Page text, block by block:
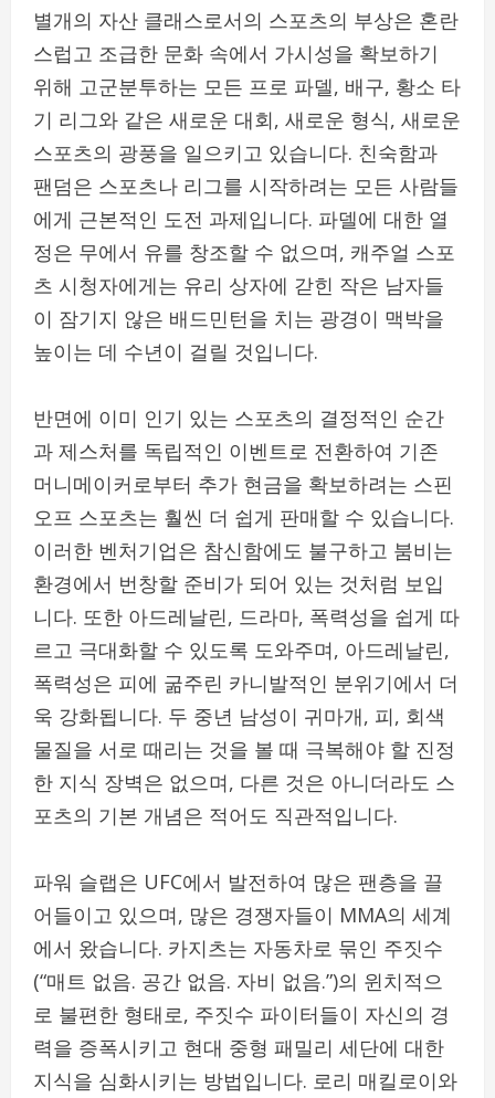
별개의 자산 클래스로서의 스포츠의 부상은 혼란
스럽고 조급한 문화 속에서 가시성을 확보하기
위해 고군분투하는 모든 프로 파델, 배구, 황소 타
기 리그와 같은 새로운 대회, 새로운 형식, 새로운
스포츠의 광풍을 일으키고 있습니다. 친숙함과
팬덤은 스포츠나 리그를 시작하려는 모든 사람들
에게 근본적인 도전 과제입니다. 파델에 대한 열
정은 무에서 유를 창조할 수 없으며, 캐주얼 스포
츠 시청자에게는 유리 상자에 갇힌 작은 남자들
이 잠기지 않은 배드민턴을 치는 광경이 맥박을
높이는 데 수년이 걸릴 것입니다.
반면에 이미 인기 있는 스포츠의 결정적인 순간
과 제스처를 독립적인 이벤트로 전환하여 기존
머니메이커로부터 추가 현금을 확보하려는 스핀
오프 스포츠는 훨씬 더 쉽게 판매할 수 있습니다.
이러한 벤처기업은 참신함에도 불구하고 붐비는
환경에서 번창할 준비가 되어 있는 것처럼 보입
니다. 또한 아드레날린, 드라마, 폭력성을 쉽게 따
르고 극대화할 수 있도록 도와주며, 아드레날린,
폭력성은 피에 굶주린 카니발적인 분위기에서 더
욱 강화됩니다. 두 중년 남성이 귀마개, 피, 회색
물질을 서로 때리는 것을 볼 때 극복해야 할 진정
한 지식 장벽은 없으며, 다른 것은 아니더라도 스
포츠의 기본 개념은 적어도 직관적입니다.
파워 슬랩은 UFC에서 발전하여 많은 팬층을 끌
어들이고 있으며, 많은 경쟁자들이 MMA의 세계
에서 왔습니다. 카지츠는 자동차로 묶인 주짓수
(“매트 없음. 공간 없음. 자비 없음.”)의 윈치적으
로 불편한 형태로, 주짓수 파이터들이 자신의 경
력을 증폭시키고 현대 중형 패밀리 세단에 대한
지식을 심화시키는 방법입니다. 로리 매킬로이와